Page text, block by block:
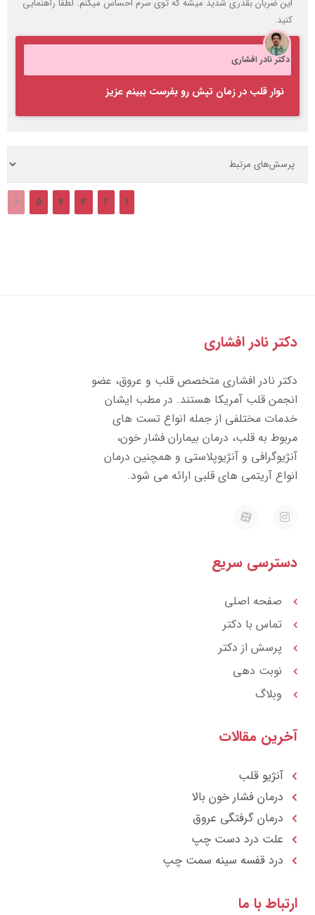
این ضربان بقدری شدید میشه که توی سرم احساس میکنم. لطفاً راهنمایی
کنید.
دکتر نادر افشاری
نوار قلب در زمان تپش رو بفرست ببینم عزیز
1
2
3
4
5
6
دکتر نادر افشاری
دکتر نادر افشاری متخصص قلب و عروق، عضو
انجمن قلب آمریکا هستند. در مطب ایشان
خدمات مختلفی از جمله انواع تست های
مربوط به قلب، درمان بیماران فشار خون،
آنژیوگرافی و آنژیوپلاستی و همچنین درمان
انواع آریتمی های قلبی ارائه می شود.
I
n
g
m
E
a
a
دسترسی سریع
صفحه اصلی
تماس با دکتر
پرسش از دکتر
نوبت دهی
وبلاگ
آخرین مقالات
آنژیو قلب
درمان فشار خون بالا
درمان گرفتگی عروق
علت درد دست چپ
درد قفسه سينه سمت چپ
ارتباط با ما